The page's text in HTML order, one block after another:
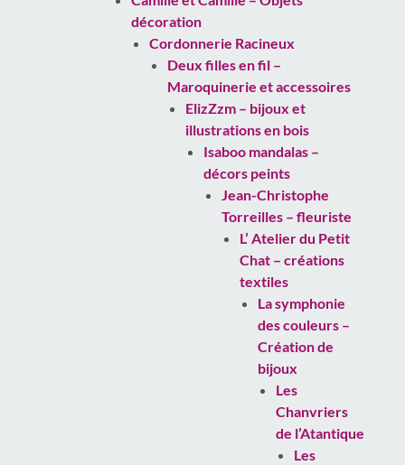
décoration
Cordonnerie Racineux
Deux filles en fil –
Maroquinerie et accessoires
ElizZzm – bijoux et
illustrations en bois
Isaboo mandalas –
décors peints
Jean-Christophe
Torreilles – fleuriste
L’ Atelier du Petit
Chat – créations
textiles
La symphonie
des couleurs –
Création de
bijoux
Les
Chanvriers
de l’Atantique
Les